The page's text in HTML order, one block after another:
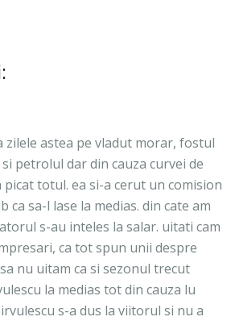
zilele astea pe vladut morar, fostul
petrolul dar din cauza curvei de
totul. ea si-a cerut un comision
ca sa-l lase la medias. din cate am
s-au inteles la salar. uitati cam
ca tot spun unii despre
nu uitam ca si sezonul trecut
la medias tot din cauza lu
s-a dus la viitorul si nu a